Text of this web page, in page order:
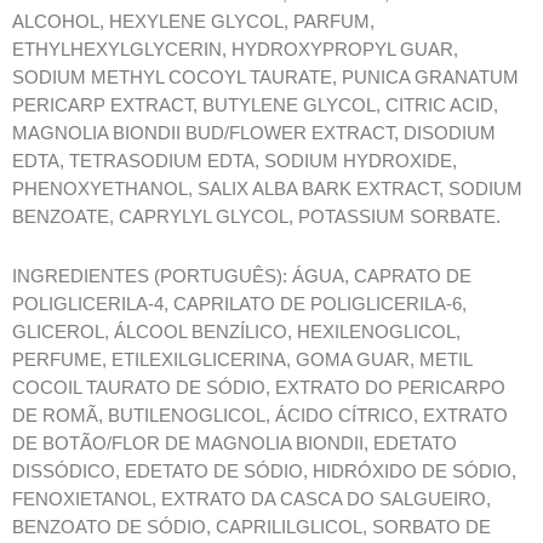
ALCOHOL, HEXYLENE GLYCOL, PARFUM,
ETHYLHEXYLGLYCERIN, HYDROXYPROPYL GUAR,
SODIUM METHYL COCOYL TAURATE, PUNICA GRANATUM
PERICARP EXTRACT, BUTYLENE GLYCOL, CITRIC ACID,
MAGNOLIA BIONDII BUD/FLOWER EXTRACT, DISODIUM
EDTA, TETRASODIUM EDTA, SODIUM HYDROXIDE,
PHENOXYETHANOL, SALIX ALBA BARK EXTRACT, SODIUM
BENZOATE, CAPRYLYL GLYCOL, POTASSIUM SORBATE.
INGREDIENTES (PORTUGUÊS): ÁGUA, CAPRATO DE
POLIGLICERILA-4, CAPRILATO DE POLIGLICERILA-6,
GLICEROL, ÁLCOOL BENZÍLICO, HEXILENOGLICOL,
PERFUME, ETILEXILGLICERINA, GOMA GUAR, METIL
COCOIL TAURATO DE SÓDIO, EXTRATO DO PERICARPO
DE ROMÃ, BUTILENOGLICOL, ÁCIDO CÍTRICO, EXTRATO
DE BOTÃO/FLOR DE MAGNOLIA BIONDII, EDETATO
DISSÓDICO, EDETATO DE SÓDIO, HIDRÓXIDO DE SÓDIO,
FENOXIETANOL, EXTRATO DA CASCA DO SALGUEIRO,
BENZOATO DE SÓDIO, CAPRILILGLICOL, SORBATO DE